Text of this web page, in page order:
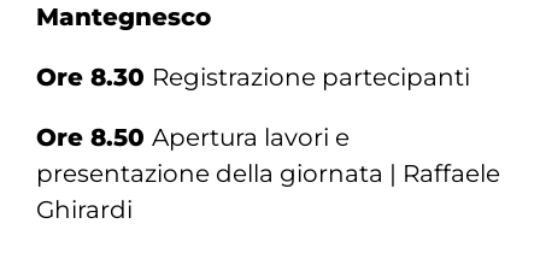
Mantegnesco
Ore 8.30 Registrazione partecipanti
Ore 8.50 Apertura lavori e
presentazione della giornata | Raffaele
Ghirardi